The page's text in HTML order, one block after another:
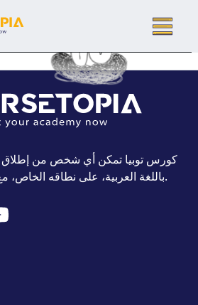
كورس توبيا تمكن أي شخص من إطلاق
باللغة العربية، على نطاقه الخاص، مع تحكم كامل في المنصة.